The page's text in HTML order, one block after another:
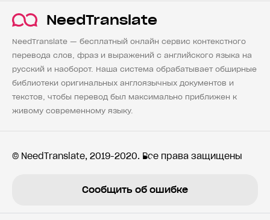
NeedTranslate
NeedTranslate — бесплатный онлайн сервис контекстного
перевода слов, фраз и выражений с английского языка на
русский и наоборот. Наша система обрабатывает обширные
библиотеки оригинальных англоязычных документов и
текстов, чтобы перевод был максимально приближен к
живому современному языку.
© NeedTranslate, 2019-2020. Все права защищены
Сообщить об ошибке